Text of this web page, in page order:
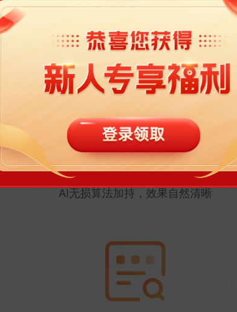
上传
图片宽*高小于
简单三步，无损放大
AI无损算法加持，效果自然清晰